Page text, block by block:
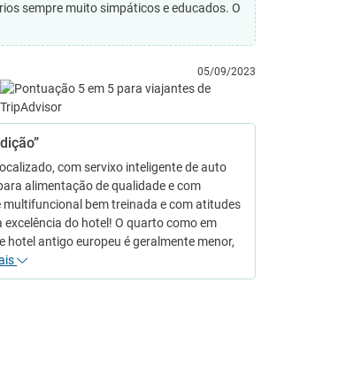
sempre muito simpáticos e educados. O
05/09/2023
com servixo inteligente de auto
alimentação de qualidade e com
multifuncional bem treinada e com atitudes
excelência do hotel! O quarto como em
hotel antigo europeu é geralmente menor,